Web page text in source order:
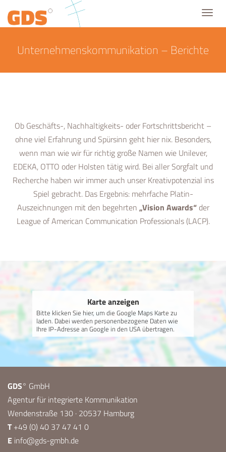
Unternehmenskommunikation – Berichte
Ob Geschäfts-, Nachhaltigkeits- oder Fortschrittsbericht –
ohne viel Erfahrung und Spürsinn geht hier nix. Besonders,
wenn man wie wir für richtig große Namen wie Unilever,
EDEKA, OTTO oder Holsten tätig wird. Bei aller Sorgfalt und
Recherche haben wir immer auch unser Kreativpotenzial ins
Spiel gebracht. Das Ergebnis: mehrfache Platin-
Auszeichnungen mit den begehrten „Vision Awards“ der
League of American Communication Professionals (LACP).
Karte anzeigen
Bitte klicken Sie hier, um die Google Maps Karte zu
laden. Dabei werden personenbezogene Daten wie
Ihre IP-Adresse an Google in den USA übertragen.
GDS° GmbH
Agentur für integrierte Kommunikation
Wendenstraße 130 · 20537 Hamburg
T+49 (0) 40 37 47 41 0
E info@gds-gmbh.de